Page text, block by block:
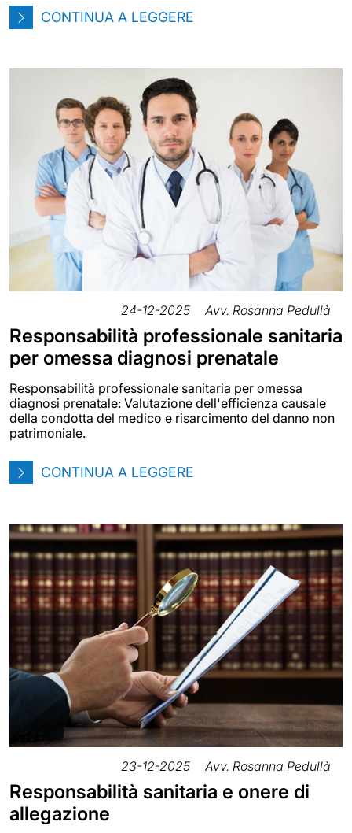
CONTINUA A LEGGERE
24-12-2025 Avv. Rosanna Pedullà
Responsabilità professionale sanitaria
per omessa diagnosi prenatale
Responsabilità professionale sanitaria per omessa
diagnosi prenatale: Valutazione dell'efficienza causale
della condotta del medico e risarcimento del danno non
patrimoniale.
CONTINUA A LEGGERE
23-12-2025 Avv. Rosanna Pedullà
Responsabilità sanitaria e onere di
allegazione